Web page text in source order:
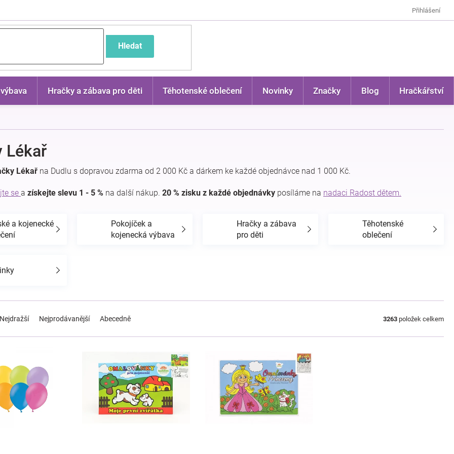
Přihlášení
Hledat
Hračky a zábava pro děti Těhotenské oblečení Novinky Značky Blog Hračkářství
Lékař
Lékař na Dudlu s dopravou zdarma od 2 000 Kč a dárkem ke každé objednávce nad 1 000 Kč.
se a získejte slevu 1 - 5 % na další nákup. 20 % zisku z každé objednávky posíláme na nadaci Radost dětem.
a kojenecké
Pokojíček a
kojenecká výbava
Hračky a zábava
pro děti
Těhotenské
oblečení
Nejdražší Nejprodávanější Abecedně 3263 položek celkem